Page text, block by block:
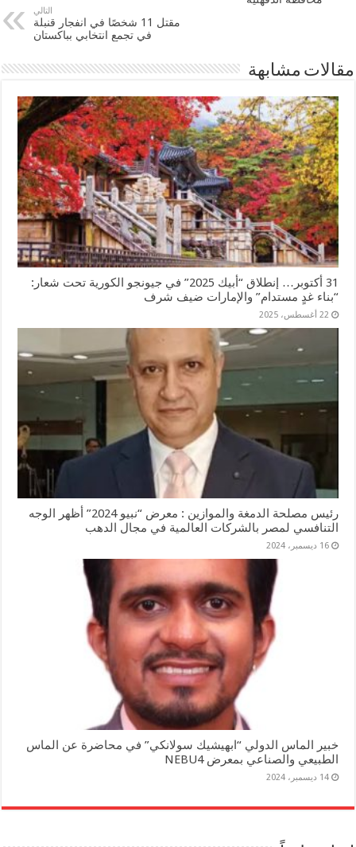
التالي
مقتل 11 شخصًا في انفجار قنبلة
في تجمع انتخابي بباكستان
مقالات مشابهة
31 أكتوبر… إنطلاق “أبيك 2025” في جيونجو الكورية تحت شعار:
“بناء غدٍ مستدام” والإمارات ضيف شرف
22 أغسطس، 2025
رئيس مصلحة الدمغة والموازين : معرض “نبيو 2024” أظهر الوجه
التنافسي لمصر بالشركات العالمية في مجال الدهب
16 ديسمبر، 2024
خبير الماس الدولي “ابهيشيك سولانكي” في محاضرة عن الماس
الطبيعي والصناعي بمعرض NEBU4
14 ديسمبر، 2024